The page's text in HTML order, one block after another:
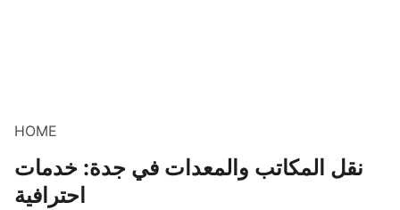
HOME
نقل المكاتب والمعدات في جدة: خدمات
احترافية